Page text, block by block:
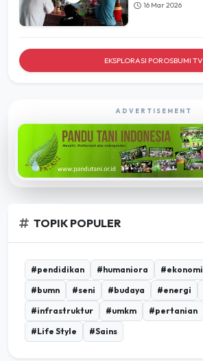
16 Mar 2026
EKSPLORASI POROSBUMI TV
ADVERTISEMENT
TOPIK POPULER
#pendidikan #humaniora #ekonomi
#bumn
#seni #budaya #energi
#infrastruktur
#umkm #pertanian
#Life Style
#Sains